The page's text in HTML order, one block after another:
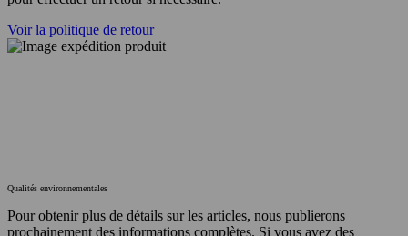
Voir la politique de retour
Qualités environnementales
Pour obtenir plus de détails sur les articles, nous publierons
prochainement des informations complètes. Si vous avez des